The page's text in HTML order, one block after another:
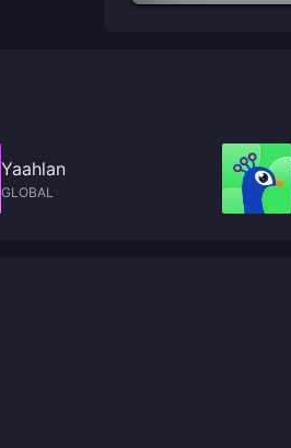
Yaahlan
GLOBAL